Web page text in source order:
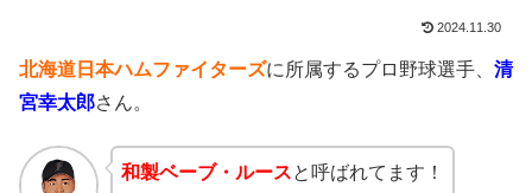
2024.11.30
北海道日本ハムファイターズに所属するプロ野球選手、 清
宮幸太郎さん。
和製ベーブ・ルースと呼ばれてます！